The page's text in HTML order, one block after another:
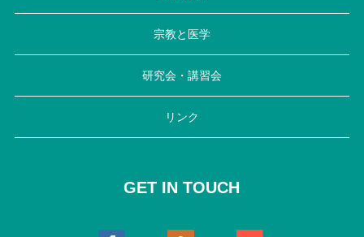
宗教と医学
研究会・講習会
リンク
GET IN TOUCH